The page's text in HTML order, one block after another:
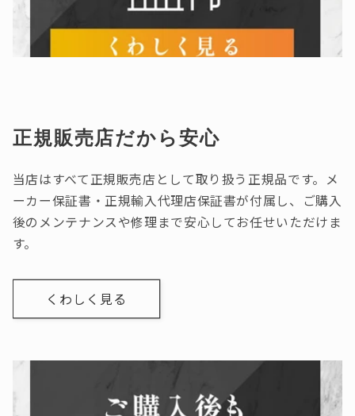
正規販売店だから安心
当店はすべて正規販売店として取り扱う正規品です。メ
ーカー保証書・正規輸入代理店保証書が付属し、ご購入
後のメンテナンスや修理まで安心してお任せいただけま
す。
くわしく見る